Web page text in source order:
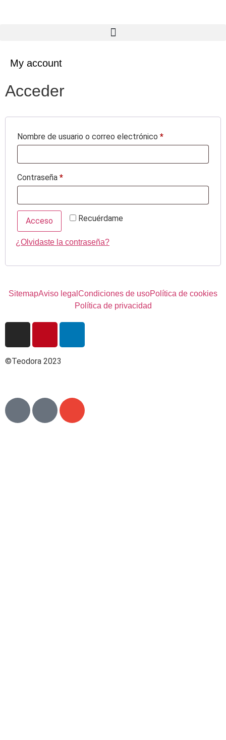
My account
Acceder
Nombre de usuario o correo electrónico *
Contraseña *
Recuérdame
Acceso
¿Olvidaste la contraseña?
SitemapAviso legal Condiciones de usoPolítica de cookies
Política de privacidad
©Teodora 2023